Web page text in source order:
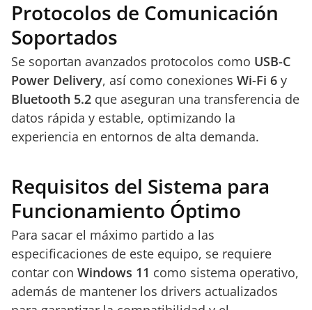
Protocolos de Comunicación
Soportados
Se soportan avanzados protocolos como USB-C
Power Delivery, así como conexiones Wi-Fi 6 y
Bluetooth 5.2 que aseguran una transferencia de
datos rápida y estable, optimizando la
experiencia en entornos de alta demanda.
Requisitos del Sistema para
Funcionamiento Óptimo
Para sacar el máximo partido a las
especificaciones de este equipo, se requiere
contar con Windows 11 como sistema operativo,
además de mantener los drivers actualizados